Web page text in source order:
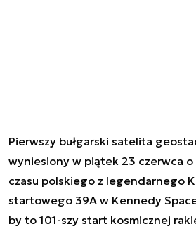
Pierwszy bułgarski satelita
wyniesiony w piątek 23 czerwca o
czasu polskiego z legendarnego
startowego 39A w Kennedy
by to 101-szy start kosmicznej